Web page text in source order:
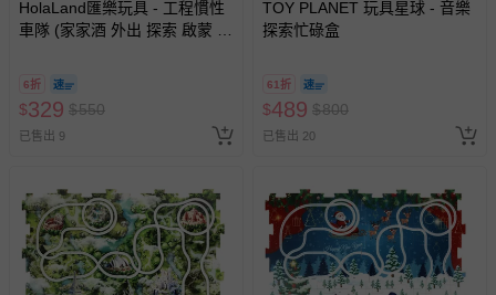
HolaLand匯樂玩具 - 工程慣性
車隊 (家家酒 外出 探索 啟蒙 寶
6折
$329 $550
已售出 9
TOY PLANET 玩具星球 - 音樂
探索忙碌盒
61折
$489 $800
已售出 20